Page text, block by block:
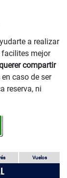
a realizar
mejor
compartir
en caso de ser
reserva, ni
Vuelos